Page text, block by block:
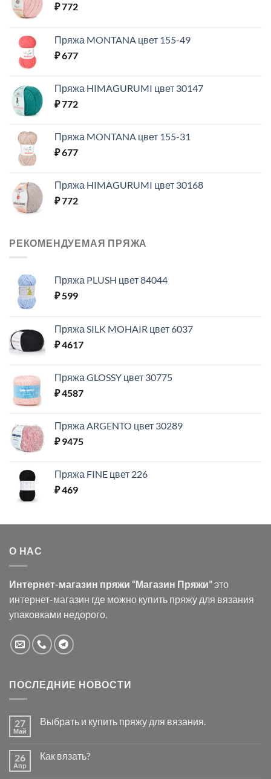
₽772
Пряжа MONTANA цвет 155-49
₽677
Пряжа HIMAGURUMI цвет 30147
₽772
Пряжа MONTANA цвет 155-31
₽677
Пряжа HIMAGURUMI цвет 30168
₽772
РЕКОМЕНДУЕМАЯ ПРЯЖА
Пряжа PLUSH цвет 84044
₽599
Пряжа SILK MOHAIR цвет 6037
₽4617
Пряжа GLOSSY цвет 30775
₽4587
Пряжа ARGENTO цвет 30289
₽9475
Пряжа FINE цвет 226
₽469
О НАС
Интернет-магазин пряжи “Магазин Пряжи”это
интернет-магазин где можно купить пряжу для вязания
упаковками недорого.
ПОСЛЕДНИЕ НОВОСТИ
27
Май
Выбрать и купить пряжу для вязания.
Выбрать
26
Апр
Как вязать?